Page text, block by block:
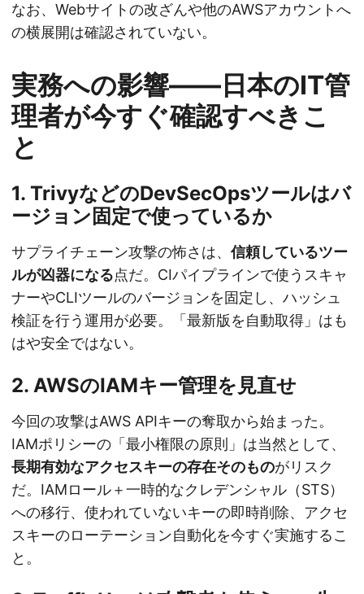
なお、Webサイトの改ざんや他のAWSアカウントへ
の横展開は確認されていない。
実務への影響——日本のIT管
理者が今すぐ確認すべきこ
と
1. TrivyなどのDevSecOpsツールはバ
ージョン固定で使っているか
サプライチェーン攻撃の怖さは、 信頼しているツー
ルが凶器になる点だ。CIパイプラインで使うスキャ
ナーやCLIツールのバージョンを固定し、ハッシュ
検証を行う運用が必要。「最新版を自動取得」はも
はや安全ではない。
2. AWSのIAMキー管理を見直せ
今回の攻撃はAWS APIキーの奪取から始まった。
IAMポリシーの「最小権限の原則」は当然として、
長期有効なアクセスキーの存在そのものがリスク
だ。IAMロール＋一時的なクレデンシャル（STS）
への移行、使われていないキーの即時削除、アクセ
スキーのローテーション自動化を今すぐ実施するこ
と。